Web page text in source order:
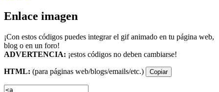
Enlace imagen
¡Con estos códigos puedes integrar el gif animado en tu página web,
blog o en un foro!
ADVERTENCIA: ¡estos códigos no deben cambiarse!
HTML: (para páginas web/blogs/emails/etc.) Copiar